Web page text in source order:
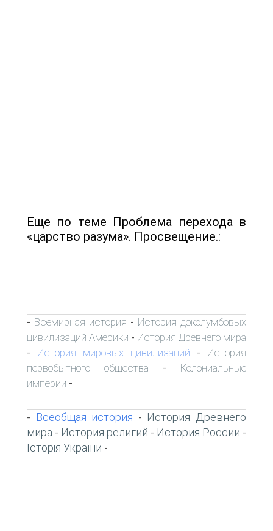
Еще по теме Проблема перехода в
«царство разума». Просвещение.:
- Всемирная история - История доколумбовых
цивилизаций Америки - История Древнего мира
- История мировых цивилизаций - История
первобытного общества - Колониальные
империи -
- Всеобщая история - История Древнего
мира - История религий - История России -
Історія України -